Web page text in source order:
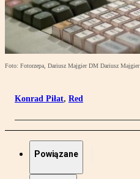
Foto: Fotorzepa, Dariusz Majgier DM Dariusz Majgier
Konrad Piłat, Red
Powiązane